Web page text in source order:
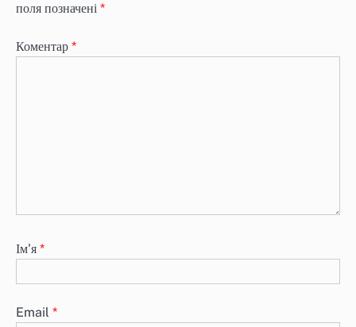
поля позначені *
Коментар *
Ім'я *
Email *